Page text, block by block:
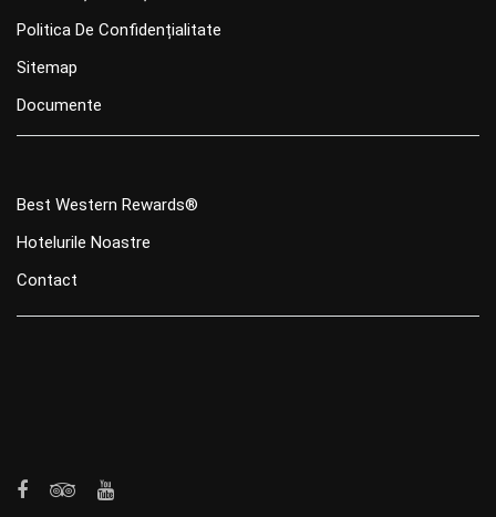
Politica De Confidențialitate
Sitemap
Documente
Best Western Rewards®
Hotelurile Noastre
Contact